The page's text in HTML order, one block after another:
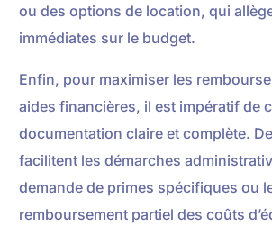
ou des options de location, qui
immédiates sur le budget.
Enfin, pour maximiser les
aides financières, il est impératif de
documentation claire et complète.
facilitent les démarches
demande de primes spécifiques ou
remboursement partiel des coûts